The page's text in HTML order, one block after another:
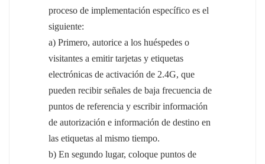
proceso de implementación específico es el
siguiente:
a) Primero, autorice a los huéspedes o
visitantes a emitir tarjetas y etiquetas
electrónicas de activación de 2.4G, que
pueden recibir señales de baja frecuencia de
puntos de referencia y escribir información
de autorización e información de destino en
las etiquetas al mismo tiempo.
b) En segundo lugar, coloque puntos de